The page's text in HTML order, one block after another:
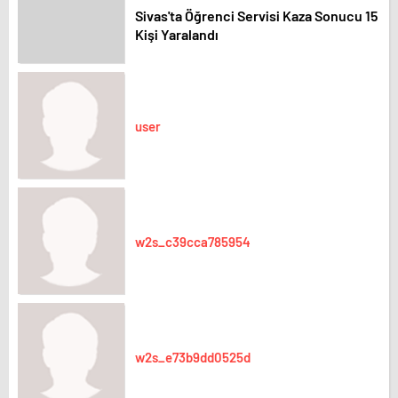
Sivas'ta Öğrenci Servisi Kaza Sonucu 15
Kişi Yaralandı
user
w2s_c39cca785954
w2s_e73b9dd0525d